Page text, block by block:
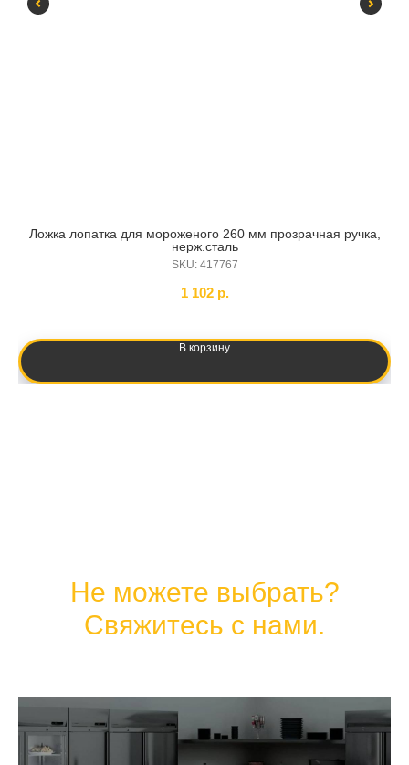
Ложка лопатка для мороженого 260 мм прозрачная ручка,
нерж.сталь
SKU: 417767
1 102 р.
В корзину
Не можете выбрать?
Свяжитесь с нами.